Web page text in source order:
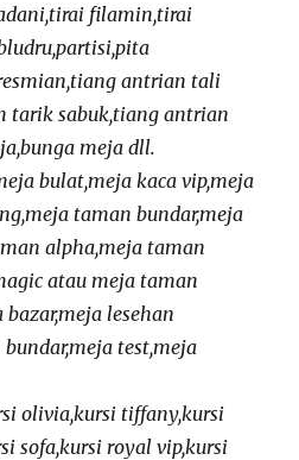
filamin,tirai
antrian tali
tarik sabuk,tiang antrian
meja dll.
bulat,meja kaca vip,meja
taman bundar,meja
alpha,meja taman
atau meja taman
lesehan
test,meja
olivia,kursi tiffany,kursi
sofa,kursi royal vip,kursi